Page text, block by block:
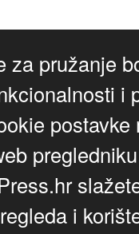
za pružanje
i
i